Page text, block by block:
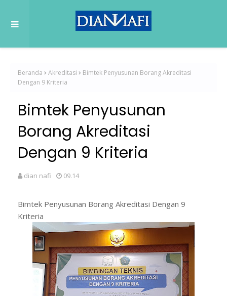
Beranda Akreditasi
Bimtek Penyusunan Borang Akreditasi
Dengan 9 Kriteria
Bimtek Penyusunan
Borang Akreditasi
Dengan 9 Kriteria
dian nafi 09.14
Bimtek Penyusunan Borang Akreditasi Dengan 9
Kriteria